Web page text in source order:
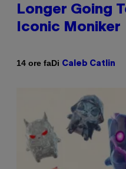
Longer Going
Iconic Moniker
14 ore faDi Caleb Catlin